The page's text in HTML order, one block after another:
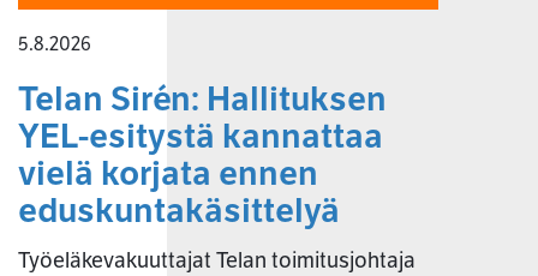
5.8.2026
Telan Sirén: Hallituksen
YEL-esitystä kannattaa
vielä korjata ennen
eduskuntakäsittelyä
Työeläkevakuuttajat Telan toimitusjohtaja